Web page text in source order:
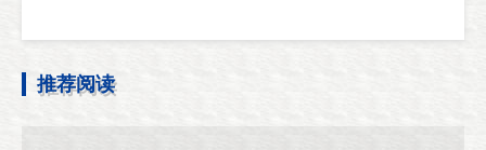
推荐阅读